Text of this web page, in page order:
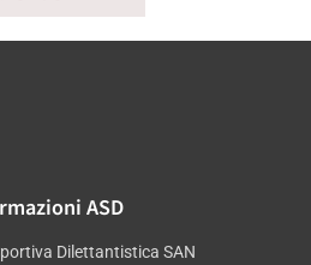
ASD
Dilettantistica SAN